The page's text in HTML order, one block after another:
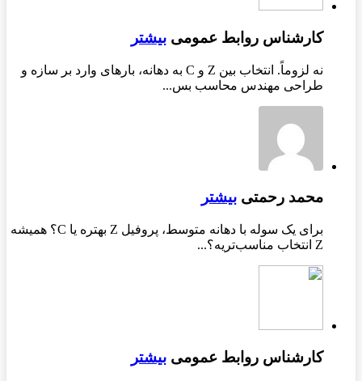
کارشناس روابط عمومی بیشتر
نه لزوماً. انتخاب بین Z و C به دهانه، بارهای وارد بر سازه و
طراحی مهندس محاسب بس...
محمد رحمتی بیشتر
برای یک سوله با دهانه متوسط، پروفیل Z بهتره یا C؟ همیشه
Z انتخاب مناسب‌تریه؟...
کارشناس روابط عمومی بیشتر